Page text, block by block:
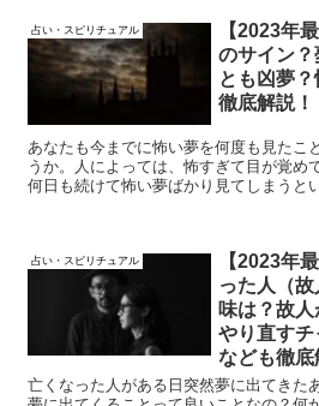
占い・スピリチュアル
【2023年
のサイン
とも凶夢
徹底解説！
あなたも今までに怖い夢を何度も見たこ
うか。人によっては、怖すぎて目が覚め
何日も続けて怖い夢ばかり見てしまうと
占い・スピリチュアル
【2023年
った人（
味は？故
やり直す
なども徹底
亡くなった人がある日突然夢に出てきた